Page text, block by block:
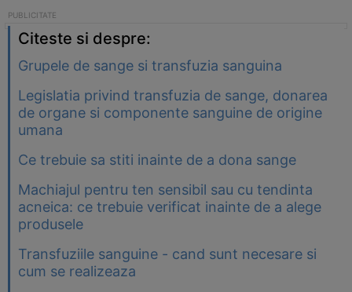
Citeste si despre:
Grupele de sange si transfuzia sanguina
Legislatia privind transfuzia de sange, donarea
de organe si componente sanguine de origine
umana
Ce trebuie sa stiti inainte de a dona sange
Machiajul pentru ten sensibil sau cu tendinta
acneica: ce trebuie verificat inainte de a alege
produsele
Transfuziile sanguine - cand sunt necesare si
cum se realizeaza